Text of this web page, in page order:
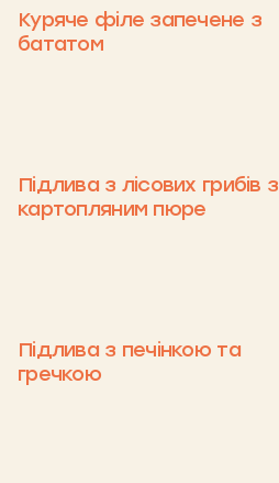
Куряче філе запечене з
бататом
Підлива з лісових грибів з
картопляним пюре
Підлива з печінкою та
гречкою